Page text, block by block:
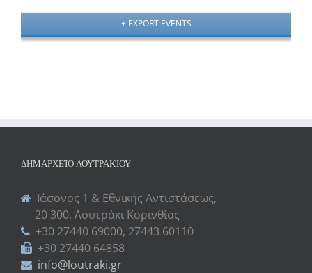
Navigation
+ EXPORT EVENTS
ΔΗΜΑΡΧΕΊΟ ΛΟΥΤΡΑΚΊΟΥ
Ιάσονος 1 & Εθνικής Αντιστάσεως,
20 300, Λουτράκι Κορινθίας
+30 27440 69000, 27443 60110
+30 27440 64858
info@loutraki.gr